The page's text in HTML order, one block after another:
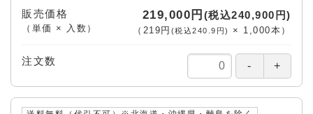
販売価格
（単価 × 入数）
219,000円 (税込240,900円)
（ 219円 (税込240.9円) × 1,000本 ）
注文数